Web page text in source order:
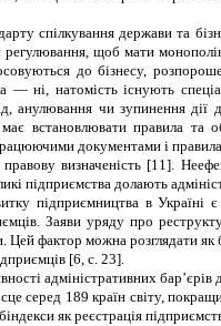
спілкування держави та
регулювання, щоб мати
до бізнесу,
ні, натомість існують
анулювання чи зупинення
встановлювати правила та
документами і
визначеність [11].
підприємства долають
підприємництва в Україні
Заяви уряду про
фактор можна розглядати як
[6, с. 23].
адміністративних
серед 189 країн світу,
як реєстрація